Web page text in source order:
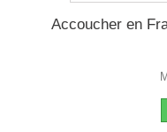
Accoucher en